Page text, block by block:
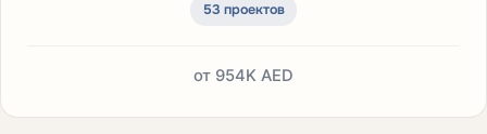
53 проектов
от 954K AED